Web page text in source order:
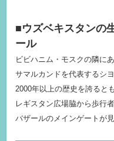
■ウズベキスタンの
ール
ビビハニム・モスクの隣に
サマルカンドを代表するシ
2000年以上の歴史を誇ると
レギスタン広場脇から歩行
バザールのメインゲートが見